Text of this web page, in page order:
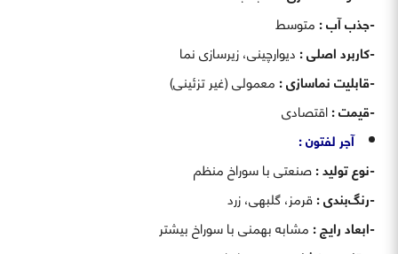
-جذب آب :متوسط
-کاربرد اصلی :دیوارچینی، زیرسازی نما
-قابلیت نماسازی :معمولی (غیر تزئینی)
-قیمت :اقتصادی
آجر لفتون :
-نوع تولید :صنعتی با سوراخ منظم
-رنگ‌بندی :قرمز، گلبهی، زرد
-ابعاد رایج :مشابه بهمنی با سوراخ بیشتر